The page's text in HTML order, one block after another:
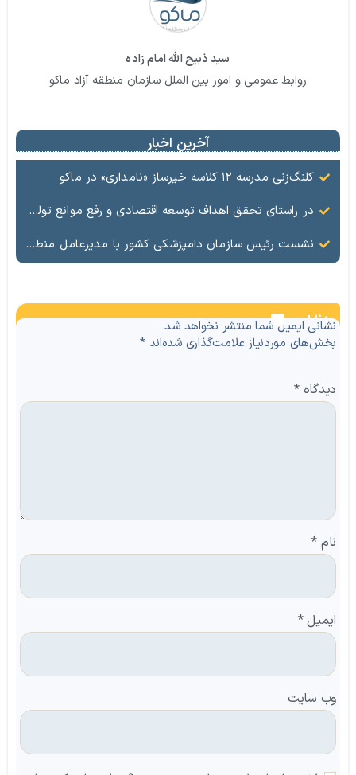
سید ذبیح الله امام زاده
روابط عمومی و امور بین الملل سازمان منطقه آزاد ماکو
آخرین اخبار
کلنگ‌زنی مدرسه ۱۲ کلاسه خیرساز «نامداری» در ماکو
در راستای تحقق اهداف توسعه اقتصادی و رفع موانع تولید، جلسه‌ای به ریاست شهلا تاجفر، فرماندار شهرستان ماکو و با حضور سروری، مدیر صنایع و معادن سازمان منطقه آزاد ماکو و جمعی از مسئولین مربوطه، با محوریت بررسی مسائل و چالش‌های حوزه معادن برگزار شد.
نشست رئیس سازمان دامپزشکی کشور با مدیرعامل منطقه آزاد ماکو در تهران
نظرات
نشانی ایمیل شما منتشر نخواهد شد.
بخش‌های موردنیاز علامت‌گذاری شده‌اند*
دیدگاه*
نام *
ایمیل*
وب‌ سایت